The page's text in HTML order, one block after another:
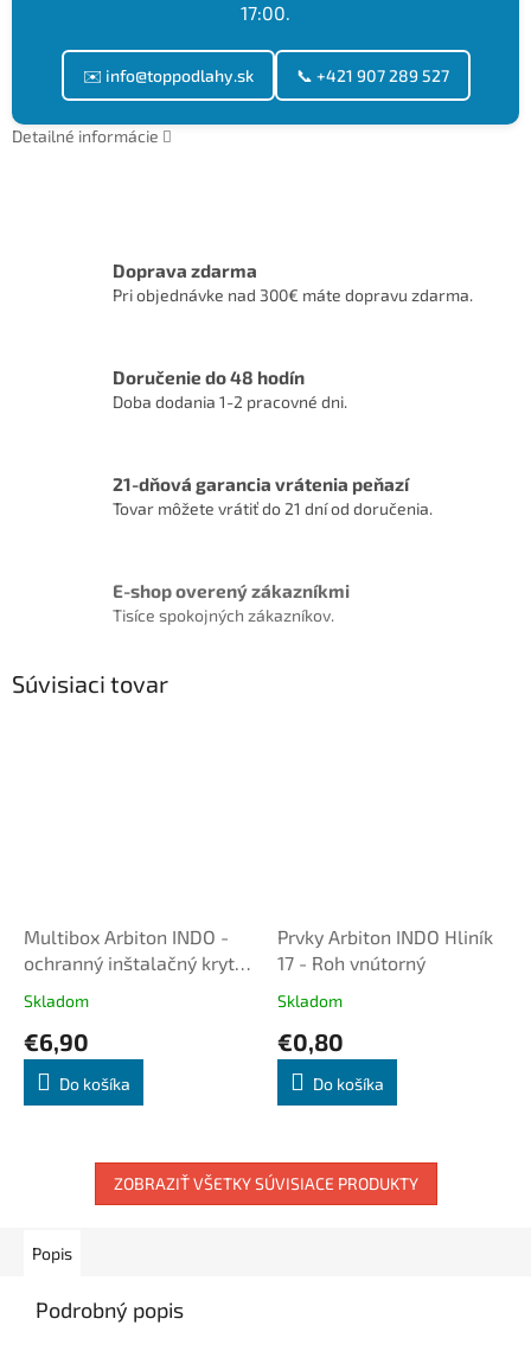
17:00.
✉️ info@toppodlahy.sk 📞 +421 907 289 527
Detailné informácie
Doprava zdarma
Pri objednávke nad 300€ máte dopravu zdarma.
Doručenie do 48 hodín
Doba dodania 1-2 pracovné dni.
21-dňová garancia vrátenia peňazí
Tovar môžete vrátiť do 21 dní od doručenia.
E-shop overený zákazníkmi
Tisíce spokojných zákazníkov.
Súvisiaci tovar
Multibox Arbiton INDO -
ochranný inštalačný kryt
PVC lište
Skladom
€6,90
Do košíka
Prvky Arbiton INDO Hliník
17 - Roh vnútorný
Skladom
€0,80
Do košíka
ZOBRAZIŤ VŠETKY SÚVISIACE PRODUKTY
Popis
Podrobný popis